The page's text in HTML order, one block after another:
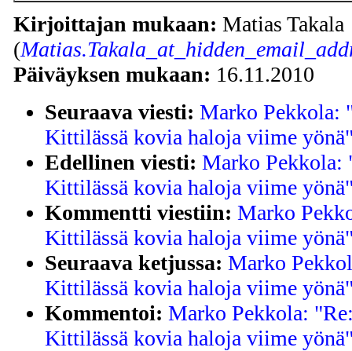
Kirjoittajan mukaan: Matias Takala
(
Päiväyksen mukaan: 16.11.2010
Seuraava viesti: Marko Pekkola:
Kittilässä kovia haloja viime
Edellinen viesti: Marko Pekkola:
Kittilässä kovia haloja viime
Kommentti viestiin: Marko
Kittilässä kovia haloja viime
Seuraava ketjussa: Marko
Kittilässä kovia haloja viime
Kommentoi: Marko Pekkola:
Kittilässä kovia haloja viime